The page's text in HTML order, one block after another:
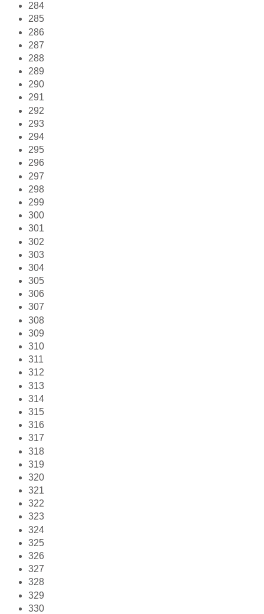
284
285
286
287
288
289
290
291
292
293
294
295
296
297
298
299
300
301
302
303
304
305
306
307
308
309
310
311
312
313
314
315
316
317
318
319
320
321
322
323
324
325
326
327
328
329
330